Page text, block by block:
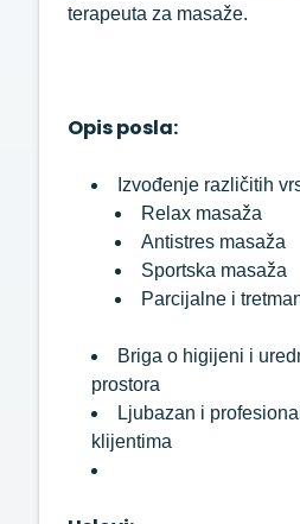
terapeuta za masaže.
Opis posla:
Izvođenje različitih
Relax masaža
Antistres masaža
Sportska masaža
Parcijalne i
Briga o higijeni i
prostora
Ljubazan i
klijentima